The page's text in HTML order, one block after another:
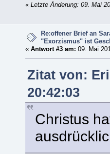
« Letzte Änderung: 09. Mai
Re:offener Brief an
"Exorzismus" ist
« Antwort #3 am: 09. Mai
Zitat von:
20:42:03
Christus